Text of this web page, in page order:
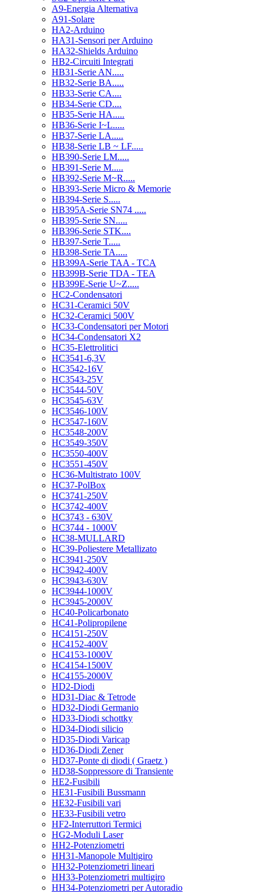
A9-Energia Alternativa
A91-Solare
HA2-Arduino
HA31-Sensori per Arduino
HA32-Shields Arduino
HB2-Circuiti Integrati
HB31-Serie AN.....
HB32-Serie BA.....
HB33-Serie CA....
HB34-Serie CD....
HB35-Serie HA.....
HB36-Serie I~L.....
HB37-Serie LA.....
HB38-Serie LB ~ LF.....
HB390-Serie LM.....
HB391-Serie M.....
HB392-Serie M~R.....
HB393-Serie Micro & Memorie
HB394-Serie S.....
HB395A-Serie SN74 .....
HB395-Serie SN.....
HB396-Serie STK....
HB397-Serie T.....
HB398-Serie TA.....
HB399A-Serie TAA - TCA
HB399B-Serie TDA - TEA
HB399E-Serie U~Z.....
HC2-Condensatori
HC31-Ceramici 50V
HC32-Ceramici 500V
HC33-Condensatori per Motori
HC34-Condensatori X2
HC35-Elettrolitici
HC3541-6,3V
HC3542-16V
HC3543-25V
HC3544-50V
HC3545-63V
HC3546-100V
HC3547-160V
HC3548-200V
HC3549-350V
HC3550-400V
HC3551-450V
HC36-Multistrato 100V
HC37-PolBox
HC3741-250V
HC3742-400V
HC3743 - 630V
HC3744 - 1000V
HC38-MULLARD
HC39-Poliestere Metallizato
HC3941-250V
HC3942-400V
HC3943-630V
HC3944-1000V
HC3945-2000V
HC40-Policarbonato
HC41-Polipropilene
HC4151-250V
HC4152-400V
HC4153-1000V
HC4154-1500V
HC4155-2000V
HD2-Diodi
HD31-Diac & Tetrode
HD32-Diodi Germanio
HD33-Diodi schottky
HD34-Diodi silicio
HD35-Diodi Varicap
HD36-Diodi Zener
HD37-Ponte di diodi ( Graetz )
HD38-Soppressore di Transiente
HE2-Fusibili
HE31-Fusibili Bussmann
HE32-Fusibili vari
HE33-Fusibili vetro
HF2-Interruttori Termici
HG2-Moduli Laser
HH2-Potenziometri
HH31-Manopole Multigiro
HH32-Potenziometri lineari
HH33-Potenziometri multigiro
HH34-Potenziometri per Autoradio